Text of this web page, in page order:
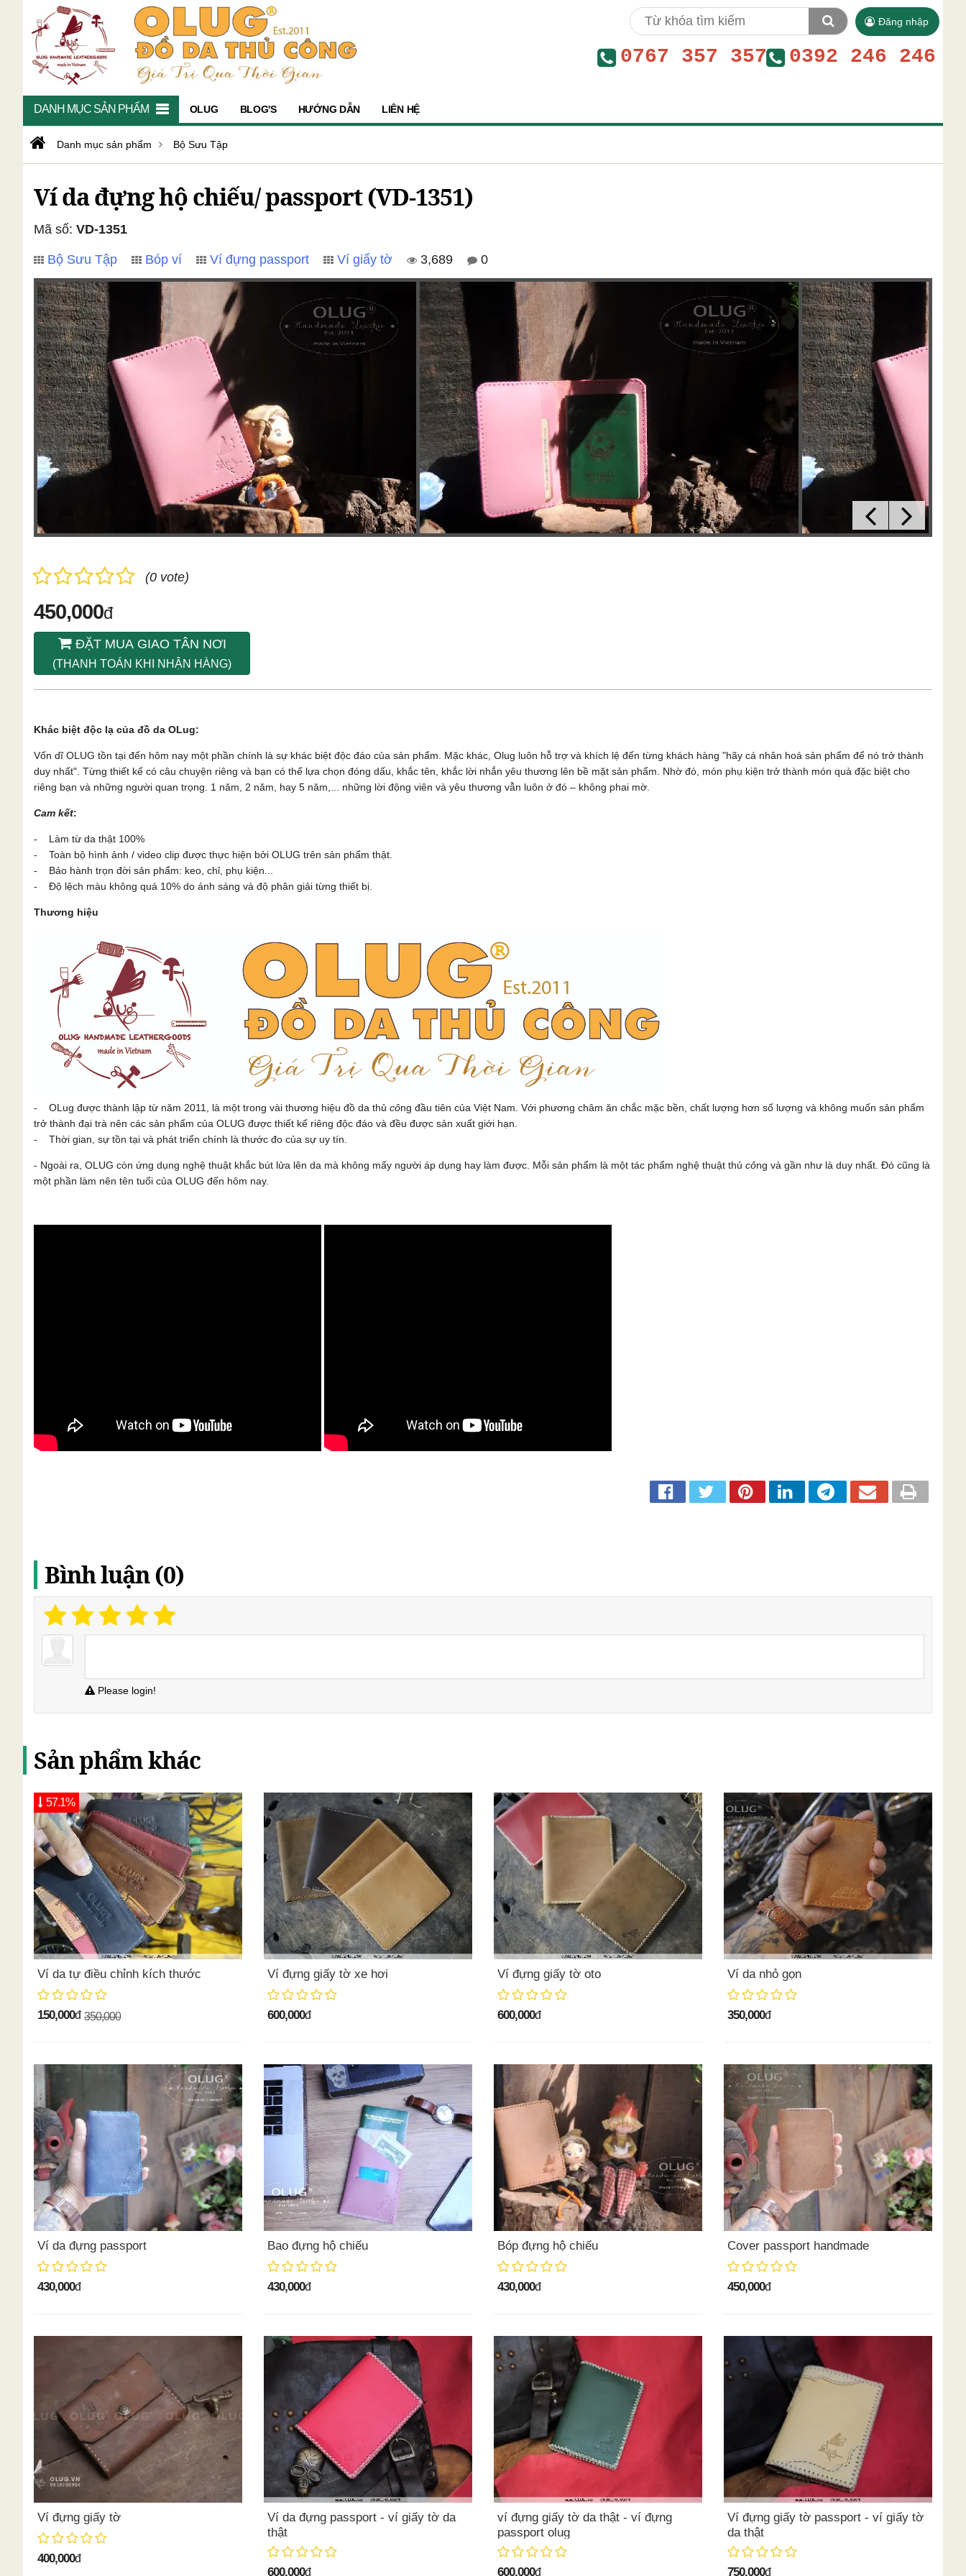
Đăng nhập
0767 357 357 0392 246 246
DANH MỤC SẢN PHẨM OLUG BLOG'S HƯỚNG DẪN LIÊN HỆ
Danh mục sản phẩm Bộ Sưu Tập
Ví da đựng hộ chiếu/ passport (VD-1351)
Mã số: VD-1351
Bộ Sưu Tập Bóp ví Ví đựng passport Ví giấy tờ 3,689 0
(0 vote)
450,000đ
ĐẶT MUA GIAO TÂN NƠI
(THANH TOÁN KHI NHẬN HÀNG)
Khác biệt độc lạ của đồ da OLug:
Vốn dĩ OLUG tồn tại đến hôm nay một phần chính là sự khác biệt độc đáo của sản phẩm. Mặc khác, Olug luôn hỗ trợ và khích lệ đến từng khách hàng "hãy cá nhân hoá sản phẩm để nó trở thành
duy nhất". Từng thiết kế có câu chuyện riêng và bạn có thể lựa chọn đóng dấu, khắc tên, khắc lời nhắn yêu thương lên bề mặt sản phẩm. Nhờ đó, món phụ kiện trở thành món quà đặc biệt cho
riêng bạn và những người quan trọng. 1 năm, 2 năm, hay 5 năm,... những lời động viên và yêu thương vẫn luôn ở đó – không phai mờ.
Cam kết:
- Làm từ da thật 100%
- Toàn bộ hình ảnh / video clip được thực hiện bởi OLUG trên sản phẩm thật.
- Bảo hành trọn đời sản phẩm: keo, chỉ, phụ kiện...
- Độ lệch màu không quá 10% do ánh sáng và độ phân giải từng thiết bị.
Thương hiệu
- OLug được thành lập từ năm 2011, là một trong vài thương hiệu đồ da thủ công đầu tiên của Việt Nam. Với phương châm ăn chắc mặc bền, chất lượng hơn số lượng và không muốn sản phẩm
trở thành đại trà nên các sản phẩm của OLUG được thiết kế riêng độc đáo và đều được sản xuất giới hạn.
- Thời gian, sự tồn tại và phát triển chính là thước đo của sự uy tín.
- Ngoài ra, OLUG còn ứng dụng nghệ thuật khắc bút lửa lên da mà không mấy người áp dụng hay làm được. Mỗi sản phẩm là một tác phẩm nghệ thuật thủ công và gần như là duy nhất. Đó cũng là
một phần làm nên tên tuổi của OLUG đến hôm nay.
Bình luận (0)
Please login!
Sản phẩm khác
Ví da tự điều chỉnh kích thước
150,000đ 350,000
57.1%
Ví đựng giấy tờ xe hơi
600,000đ
Ví đựng giấy tờ oto
600,000đ
Ví da nhỏ gọn
350,000đ
Ví da đựng passport
430,000đ
Bao đựng hộ chiếu
430,000đ
Bóp đựng hộ chiếu
430,000đ
Cover passport handmade
450,000đ
Ví đựng giấy tờ
400,000đ
Ví da đựng passport - ví giấy tờ da
thật
600,000đ
ví đựng giấy tờ da thật - ví đựng
passport olug
600,000đ
Ví đựng giấy tờ passport - ví giấy tờ
da thật
750,000đ